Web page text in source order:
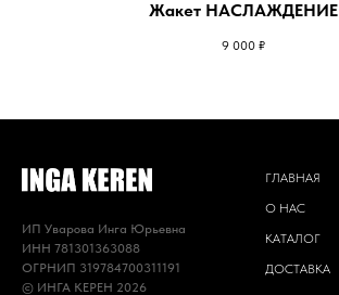
Жакет НАСЛАЖДЕНИЕ
9 000 ₽
ИП Уварова Инга Юрьевна
ИНН 781301363088
ОГРНИП 319784700311191
© ИНГА КЕРЕН 2026
ГЛАВНАЯ
О НАС
КАТАЛОГ
ДОСТАВКА